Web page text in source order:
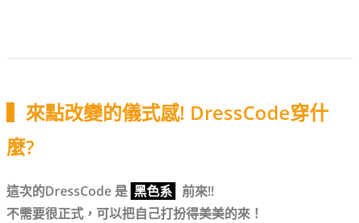
▍來點改變的儀式感! DressCode穿什
麼?
這次的DressCode 是 黑色系 前來!!
不需要很正式，可以把自己打扮得美美的來！